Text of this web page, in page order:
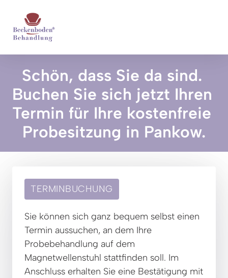
Schön, dass Sie da sind.
Buchen Sie sich jetzt Ihren
Termin für Ihre kostenfreie
Probesitzung in Pankow.
TERMINBUCHUNG
Sie können sich ganz bequem selbst einen
Termin aussuchen, an dem Ihre
Probebehandlung auf dem
Magnetwellenstuhl stattfinden soll. Im
Anschluss erhalten Sie eine Bestätigung mit